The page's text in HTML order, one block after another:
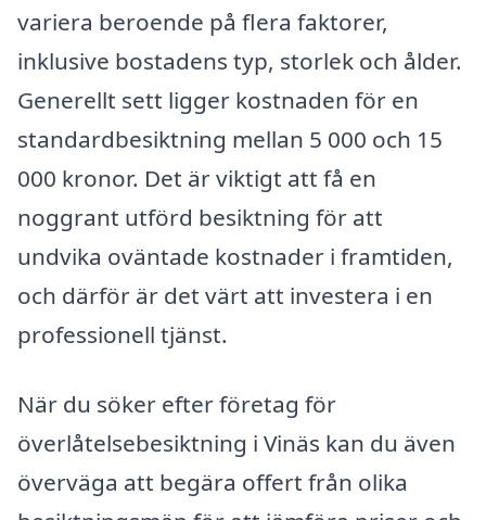
variera beroende på flera faktorer,
inklusive bostadens typ, storlek och ålder.
Generellt sett ligger kostnaden för en
standardbesiktning mellan 5 000 och 15
000 kronor. Det är viktigt att få en
noggrant utförd besiktning för att
undvika oväntade kostnader i framtiden,
och därför är det värt att investera i en
professionell tjänst.
När du söker efter företag för
överlåtelsebesiktning i Vinäs kan du även
överväga att begära offert från olika